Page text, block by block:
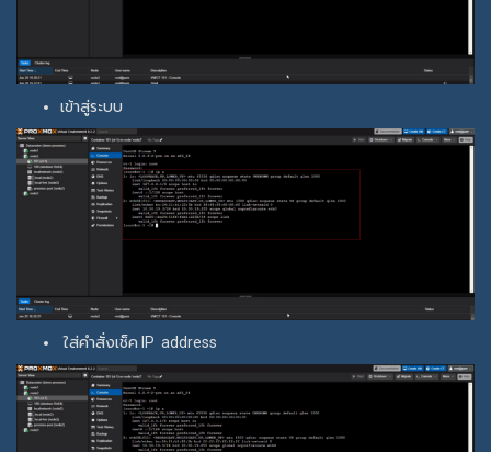
เข้าสู่ระบบ
ใส่คำสั่งเช็ค IP address